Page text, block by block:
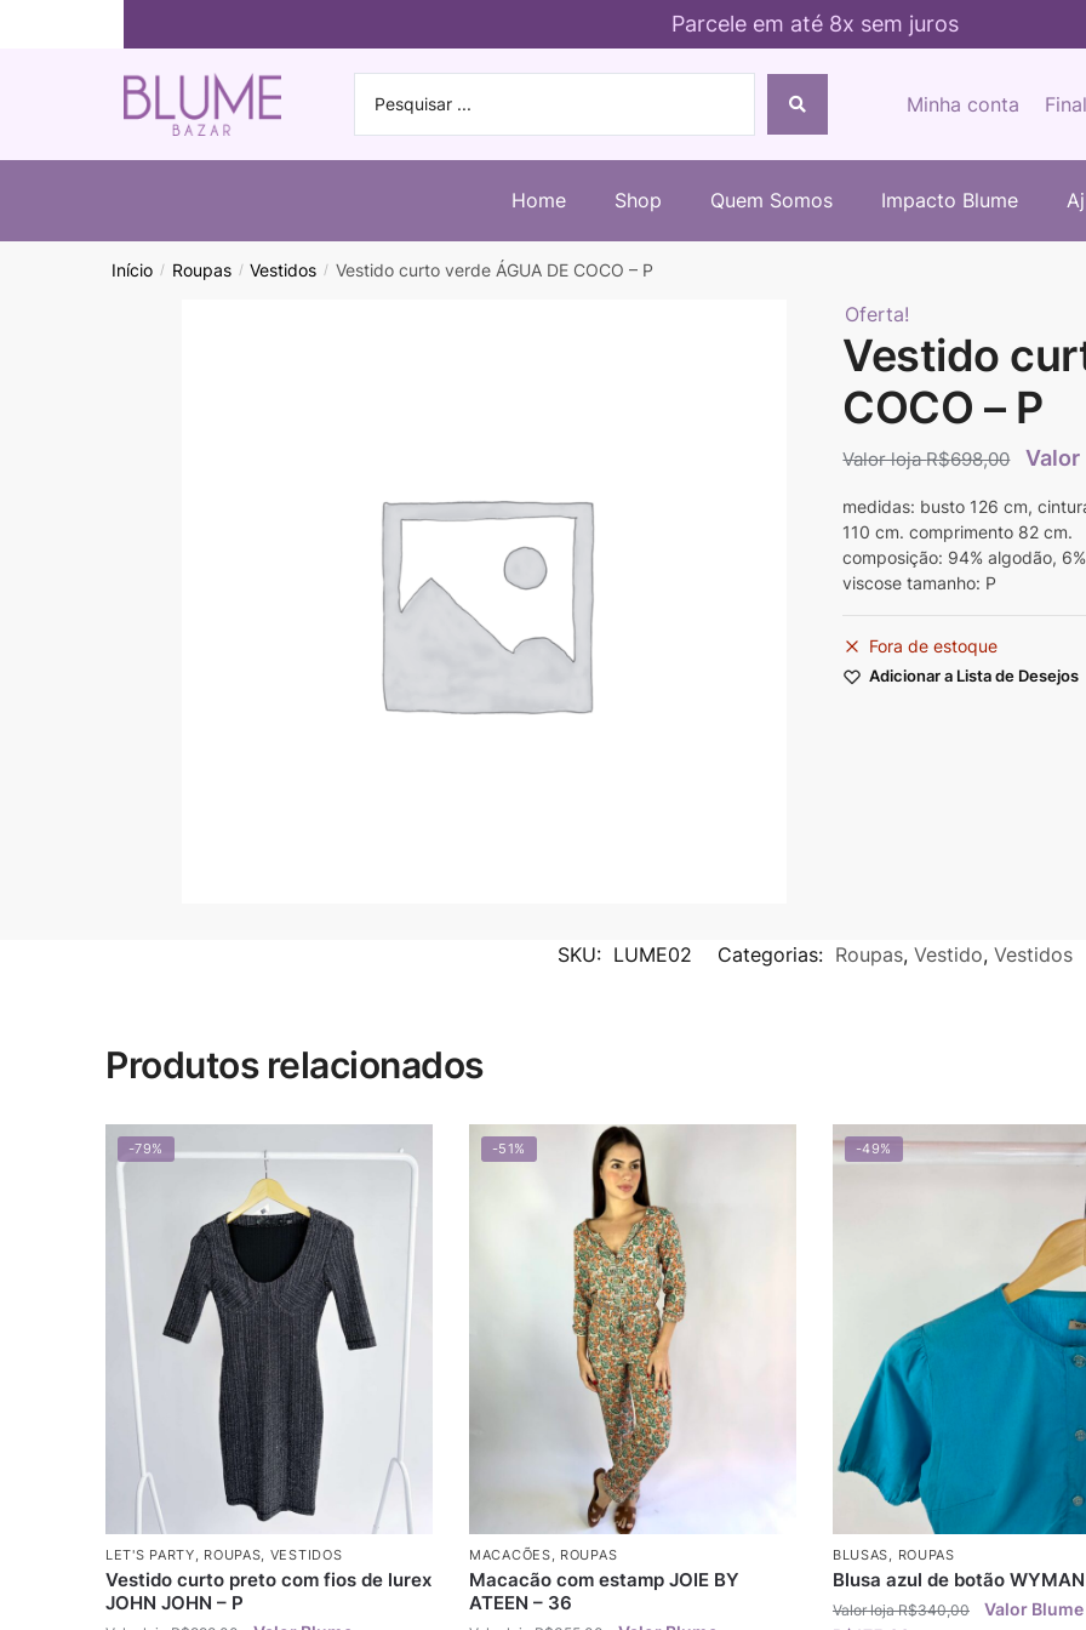
Parcele em até 8x sem juros
Minha conta
Home Shop Quem Somos Impacto Blume
Início / Roupas / Vestidos / Vestido curto verde ÁGUA DE COCO – P
Oferta!
Vestido
COCO – P
R$698,00
medidas: busto 126 cm,
110 cm. comprimento 82 cm.
composição: 94% algodão, 6%
viscose tamanho: P
Fora de estoque
Adicionar a Lista de Desejos
SKU: LUME02 Categorias: Roupas, Vestido, Vestidos
Produtos relacionados
-79%
LET'S PARTY ROUPAS VESTIDOS
Vestido curto preto com fios de lurex
JOHN JOHN – P
-51%
MACACÕES ROUPAS
Macacão com estamp JOIE BY
ATEEN – 36
-49%
BLUSAS ROUPAS
Blusa azul de botão
R$340,00